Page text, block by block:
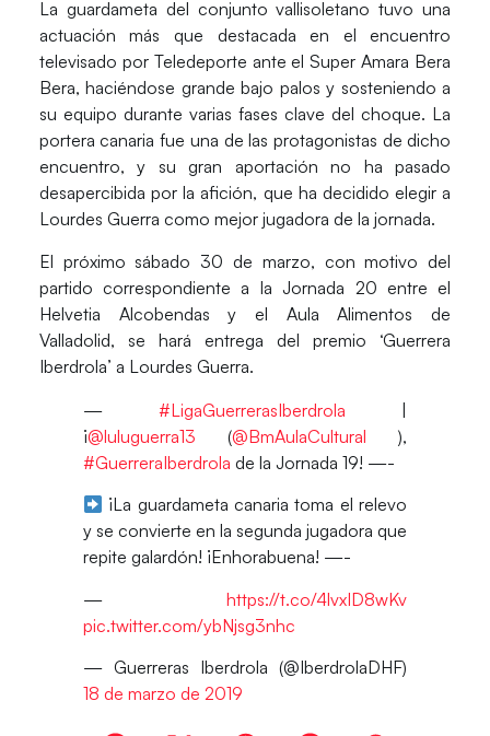
La guardameta del conjunto vallisoletano tuvo una
actuación más que destacada en el encuentro
televisado por Teledeporte ante elSuper Amara Bera
Bera, haciéndose grande bajo palos y sosteniendo a
su equipo durante varias fases clave del choque. La
portera canaria fue una de las protagonistas de dicho
encuentro, y su gran aportación no ha pasado
desapercibida por la afición, que ha decidido elegir a
Lourdes Guerra como mejor jugadora de la jornada.
El próximo sábado 30 de marzo, con motivo del
partido correspondiente a la Jornada 20 entre el
Helvetia Alcobendas y el Aula Alimentos de
Valladolid, se hará entrega del premio ‘Guerrera
Iberdrola’ a Lourdes Guerra.
— #LigaGuerrerasIberdrola |
¡@luluguerra13 (@BmAulaCultural ),
#GuerreraIberdrola de la Jornada 19! —-
¡La guardameta canaria toma el relevo
y se convierte en la segunda jugadora que
repite galardón! ¡Enhorabuena! —-
—https://t.co/4lvxID8wKv
pic.twitter.com/ybNjsg3nhc
— Guerreras Iberdrola (@IberdrolaDHF)
18 de marzo de 2019